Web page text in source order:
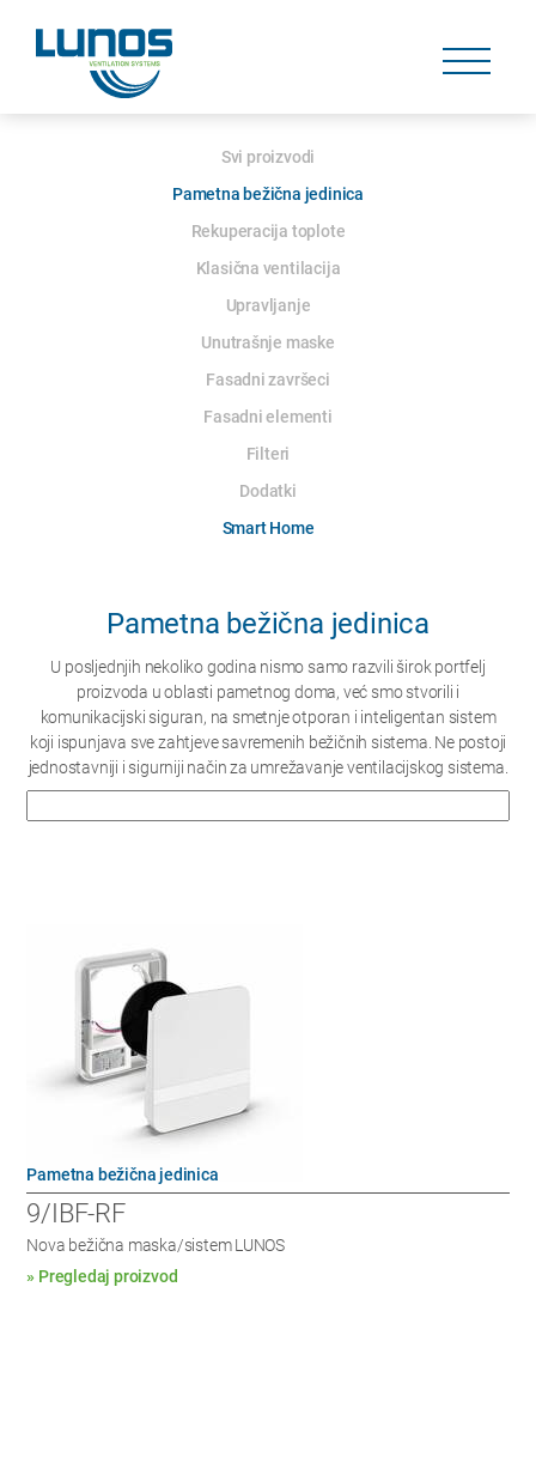
navigation
Skip
Svi proizvodi
Pametna bežična jedinica
Rekuperacija toplote
Klasična ventilacija
Upravljanje
Unutrašnje maske
Fasadni završeci
Fasadni elementi
Filteri
Dodatki
Smart Home
Pametna bežična jedinica
U posljednjih nekoliko godina nismo samo razvili širok portfelj
proizvoda u oblasti pametnog doma, već smo stvorili i
komunikacijski siguran, na smetnje otporan i inteligentan sistem
koji ispunjava sve zahtjeve savremenih bežičnih sistema. Ne postoji
jednostavniji i sigurniji način za umrežavanje ventilacijskog sistema.
Pametna bežična jedinica
9/IBF-RF
Nova bežična maska/sistem LUNOS
» Pregledaj proizvod